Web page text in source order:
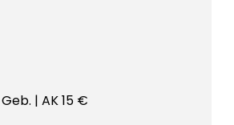
| AK 15 €